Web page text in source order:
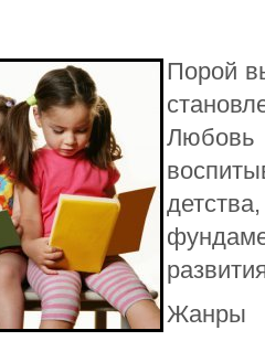
Порой
Жанры